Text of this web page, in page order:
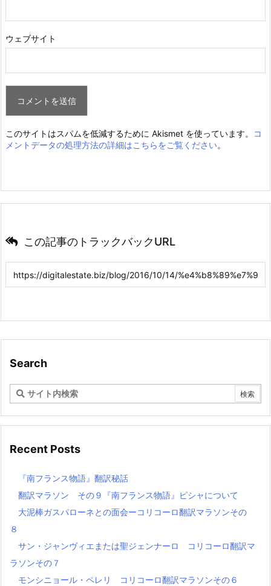
ウェブサイト
このサイトはスパムを低減するために Akismet を使っています。
コ
メントデータの処理方法の詳細はこちらをご覧ください。
この記事のトラックバックURL
Search
Recent Posts
『南フランス物語』翻訳秘話
翻訳マラソン その９『南フランス物語』ピシャについて
大泥棒ガスパローネとの面会ーコリコーロ翻訳マラソンその
８
サン・ジャンヴィエまたは聖ジェンナーロ コリコーロ翻訳マ
ラソンその７
モンシニョール・ペレリ コリコーロ翻訳マラソンその６